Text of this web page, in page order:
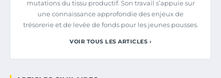
mutations du tissu productif. Son travail s’appuie sur
une connaissance approfondie des enjeux de
trésorerie et de levée de fonds pour les jeunes pousses.
VOIR TOUS LES ARTICLES ›